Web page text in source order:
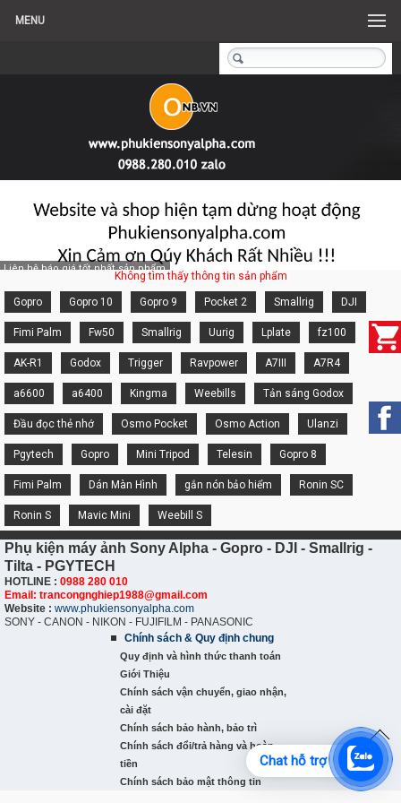
MENU
Liên hệ báo giá tốt nhất sản phẩm
Không tìm thấy thông tin sản phẩm
Gopro Gopro 10 Gopro 9 Pocket 2 Smallrig DJI
Fimi Palm Fw50 Smallrig Uurig Lplate fz100
AK-R1 Godox Trigger Ravpower A7III A7R4
a6600 a6400 Kingma Weebills Tản sáng Godox
Đầu đọc thẻ nhớ Osmo Pocket Osmo Action Ulanzi
Pgytech Gopro Mini Tripod Telesin Gopro 8
Fimi Palm Dán Màn Hình gắn nón bảo hiểm Ronin SC
Ronin S Mavic Mini Weebill S
Phụ kiện máy ảnh Sony Alpha - Gopro - DJI - Smallrig -
Tilta - PGYTECH
HOTLINE : 0988 280 010
Email: trancongnghiep1988@gmail.com
Website : www.phukiensonyalpha.com
SONY - CANON - NIKON - FUJIFILM - PANASONIC
Chính sách & Quy định chung
Quy định và hình thức thanh toán
Giới Thiệu
Chính sách vận chuyển, giao nhận,
cài đặt
Chính sách bảo hành, bảo trì
Chính sách đổi/trả hàng và hoàn
tiền
Chính sách bảo mật thông tin
Chat hỗ trợ